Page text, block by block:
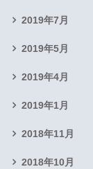
2019年7月
2019年5月
2019年4月
2019年1月
2018年11月
2018年10月